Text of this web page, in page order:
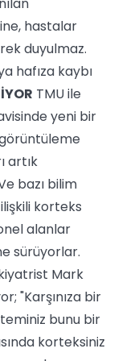
hastalar
duyulmaz.
hafıza kaybı
TMU ile
yeni bir
artık
bazı bilim
korteks
alanlar
sürüyorlar.
Mark
"Karşınıza bir
bunu bir
korteksiniz